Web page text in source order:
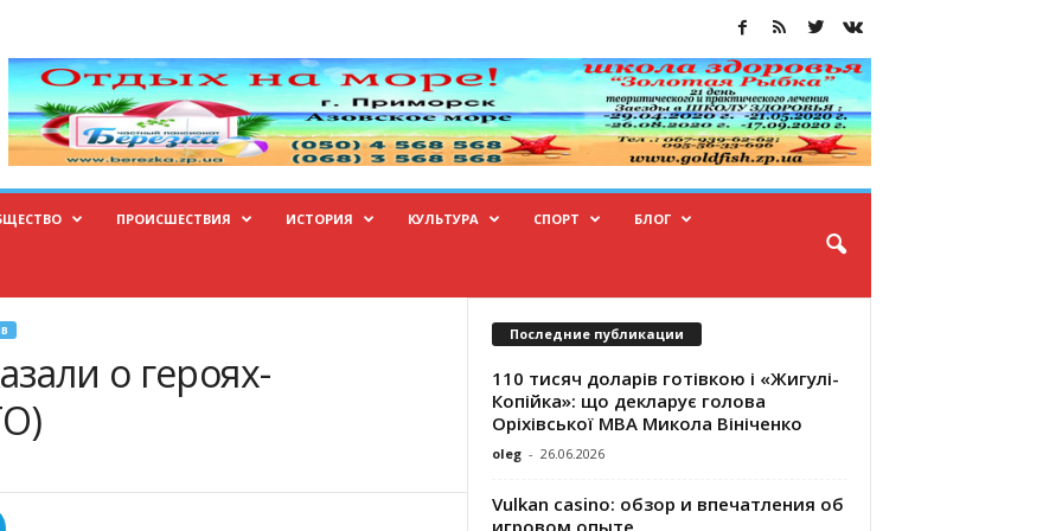
ПРОИСШЕСТВИЯ ИСТОРИЯ КУЛЬТУРА СПОРТ БЛОГ
о героях-
Последние публикации
110 тисяч доларів готівкою і «Жигулі-
Копійка»: що декларує голова
Оріхівської МВА Микола Вініченко
oleg - 26.06.2026
Vulkan casino: обзор и впечатления об
игровом опыте